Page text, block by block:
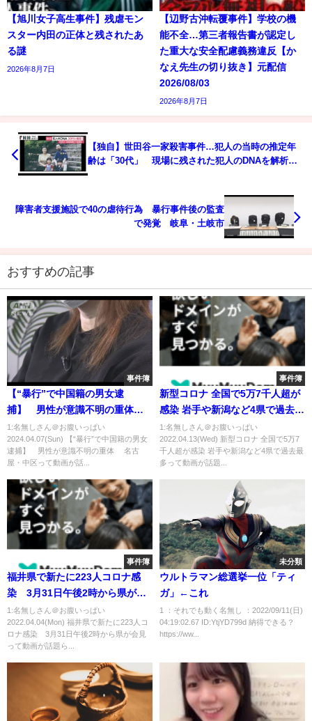
【旭川女子高生事件】残虐モン
スター内田の正体と残されたあ
る謎
2026年8月7日
【辺野古沖転覆事件】学校の機
能不全…第三者報告書が認定し
た重大な安全配慮義務違反【か
なえ先生の切り抜き】元配信
2026/08/03
2026年8月7日
【独自】世田谷一家殺害事件…犯人の当時の推定年
齢は「30代」 現場に残された犯人のDNAを解析し
障害者支援施設で40の虐待行為 暴行事件後の監査
で発覚 岐阜・土岐市
おすすめの記事
事件簿
【“暴行”で中国籍の男女逮
捕】 男性が意識不明の重体
名古屋・中区
1:名無しさん＠お腹いっぱい
2024.04.07(Sun) 【“暴行”で中国籍の男女
逮捕】 男性が意識不明の重体 名古
屋・中区って動画が話...
事件簿
新型コロナ 全国で5万7千人超が
感染 岩手や新潟など4県で過去最
多
1:名無しさん＠お腹いっぱい
2022.04.13(Wed) 新型コロナ 全国で5万7
千人超が感染 岩手や新潟など4県で過去最
多って動画が話題...
事件簿
福井県で新たに223人コロナ感
染 3月31日午後2時から県が会
見
1:名無しさん＠お腹いっぱい
2022.04.04(Mon) 福井県で新たに223人コ
ロナ感染 3月31日午後2時から県が会見
って動画が話題ら...
未分類
ウルトラマン総選挙一位「ティ
ガ」←これ
1 ：それでも動く名無し ：2022/09/11(日)
04:19:02.67 ID:YtjYD799d 納得できる？
https://ww...